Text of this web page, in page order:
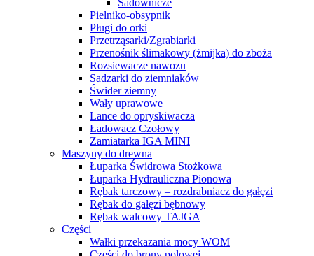
Sadownicze
Pielniko-obsypnik
Pługi do orki
Przetrząsarki/Zgrabiarki
Przenośnik ślimakowy (żmijka) do zboża
Rozsiewacze nawozu
Sadzarki do ziemniaków
Świder ziemny
Wały uprawowe
Lance do opryskiwacza
Ładowacz Czołowy
Zamiatarka IGA MINI
Maszyny do drewna
Łuparka Świdrowa Stożkowa
Łuparka Hydrauliczna Pionowa
Rębak tarczowy – rozdrabniacz do gałęzi
Rębak do gałęzi bębnowy
Rębak walcowy TAJGA
Części
Wałki przekazania mocy WOM